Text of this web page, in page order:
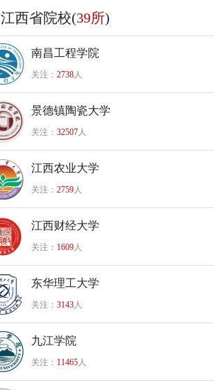
江西省院校(39所)
南昌工程学院
关注： 2738人
景德镇陶瓷大学
关注： 32507人
江西农业大学
关注： 2759人
江西财经大学
关注： 1609人
东华理工大学
关注： 3143人
九江学院
关注： 11465人